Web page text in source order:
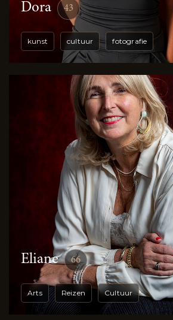
Dora 43
kunst cultuur fotografie
Eliane 66
Arts Reizen Cultuur